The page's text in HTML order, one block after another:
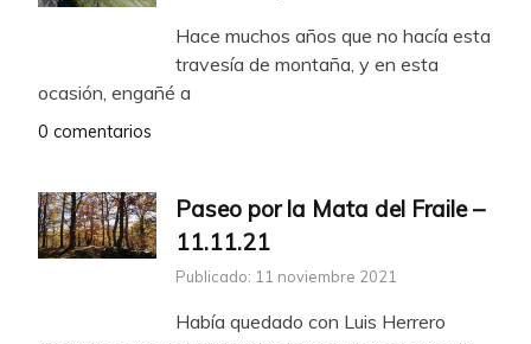
Hace muchos años que no hacía esta
travesía de montaña, y en esta
ocasión, engañé a
0 comentarios
Paseo por la Mata del Fraile –
11.11.21
Publicado: 11 noviembre 2021
Había quedado con Luis Herrero